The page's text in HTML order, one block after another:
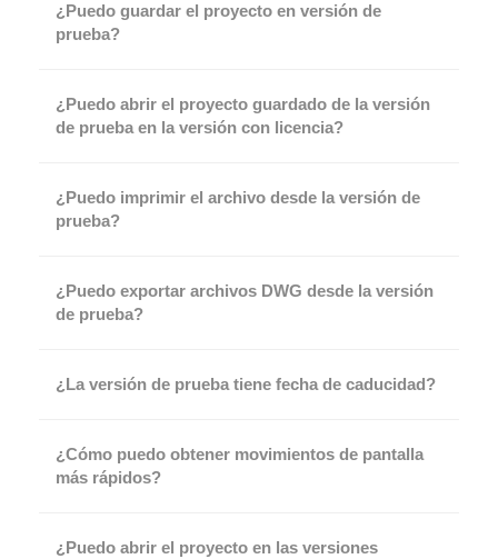
¿Puedo guardar el proyecto en versión de
prueba?
¿Puedo abrir el proyecto guardado de la versión
de prueba en la versión con licencia?
¿Puedo imprimir el archivo desde la versión de
prueba?
¿Puedo exportar archivos DWG desde la versión
de prueba?
¿La versión de prueba tiene fecha de caducidad?
¿Cómo puedo obtener movimientos de pantalla
más rápidos?
¿Puedo abrir el proyecto en las versiones